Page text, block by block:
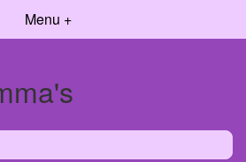
Menu +